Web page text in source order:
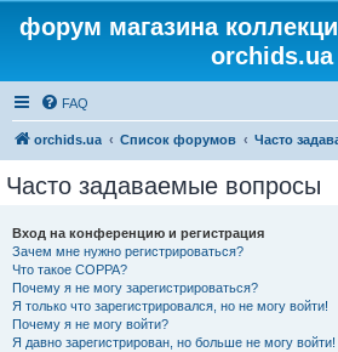
форум магазина
orchids.ua
FAQ
orchids.ua Список форумов Часто
Часто задаваемые вопросы
Вход на конференцию и регистрация
Зачем мне нужно регистрироваться?
Что такое COPPA?
Почему я не могу зарегистрироваться?
Я только что зарегистрировался, но не могу войти!
Почему я не могу войти?
Я давно зарегистрирован, но больше не могу войти!